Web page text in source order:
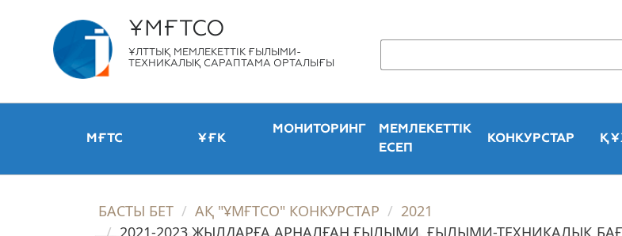
ҰМҒТСО
ҰЛТТЫҚ МЕМЛЕКЕТТІК ҒЫЛЫМИ-
ТЕХНИКАЛЫҚ САРАПТАМА ОРТАЛЫҒЫ
МҒТС ҰҒК
МОНИТОРИНГ
МЕМЛЕКЕТТІК
ЕСЕП
КОНКУРСТАР
БАСТЫ БЕТ АҚ "ҰМҒТСО" КОНКУРСТАР
2021
2021-2023 ЖЫЛДАРҒА АРНАЛҒАН ҒЫЛЫМИ, ҒЫЛЫМИ-ТЕХНИКАЛЫҚ